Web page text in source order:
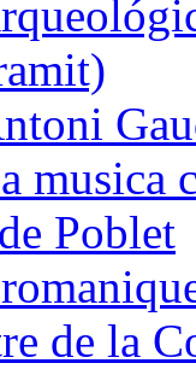
musica
Poblet
de la